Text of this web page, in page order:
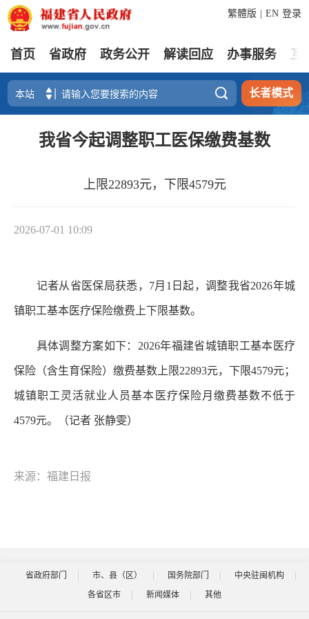
登录
繁體版 EN
首页 省政府 政务公开 解读回应 办事服务 互
 长者模式
我省今起调整职工医保缴费基数
上限22893元，下限4579元
2026-07-01 10:09
记者从省医保局获悉，7月1日起，调整我省2026年城
镇职工基本医疗保险缴费上下限基数。
具体调整方案如下：2026年福建省城镇职工基本医疗
保险（含生育保险）缴费基数上限22893元，下限4579元；
城镇职工灵活就业人员基本医疗保险月缴费基数不低于
4579元。（记者 张静雯）
来源：福建日报
省政府部门 市、县（区） 国务院部门
中央驻闽机构
各省区市
新闻媒体 其他